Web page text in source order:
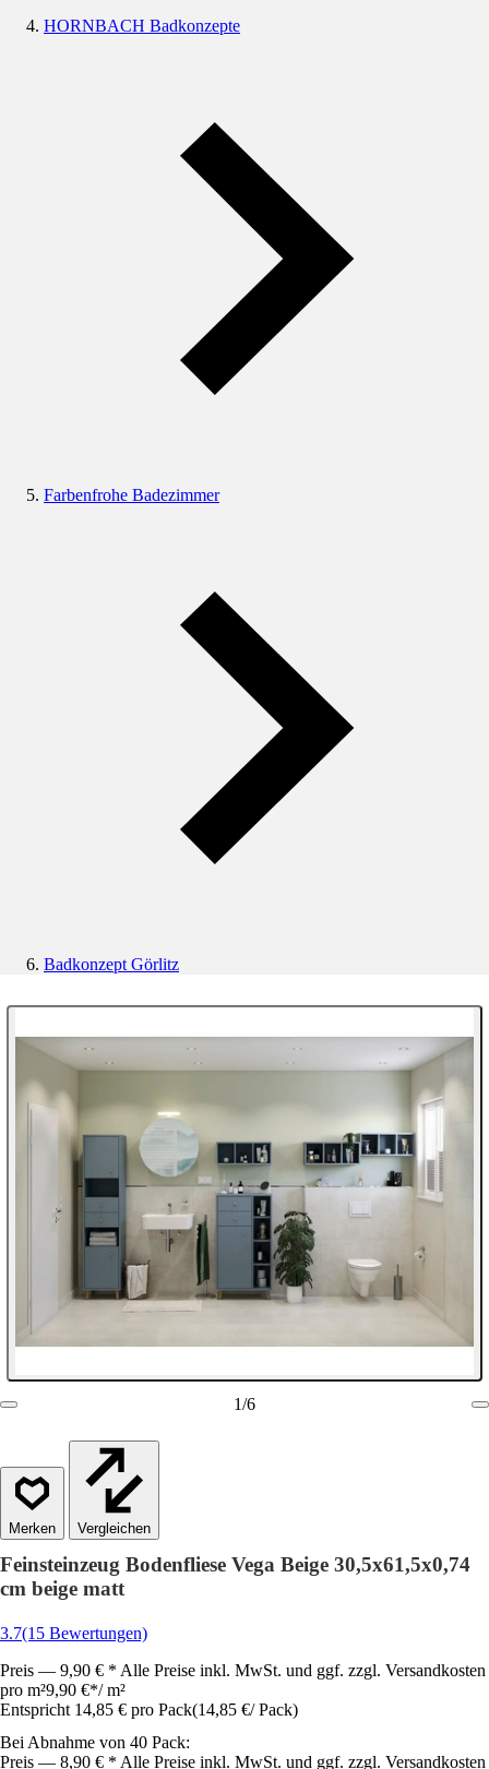
HORNBACH Badkonzepte
Farbenfrohe Badezimmer
Badkonzept Görlitz
1/6
Vergleichen
Feinsteinzeug Bodenfliese Vega Beige 30,5x61,5x0,74
cm beige matt
3.7(15 Bewertungen)
Preis — 9,90 € * Alle Preise inkl. MwSt. und ggf. zzgl. Versandkosten
pro m²9,90 €*/ m²
Entspricht 14,85 € pro Pack(14,85 €/ Pack)
Bei Abnahme von 40 Pack:
Preis — 8,90 € * Alle Preise inkl. MwSt. und ggf. zzgl. Versandkosten